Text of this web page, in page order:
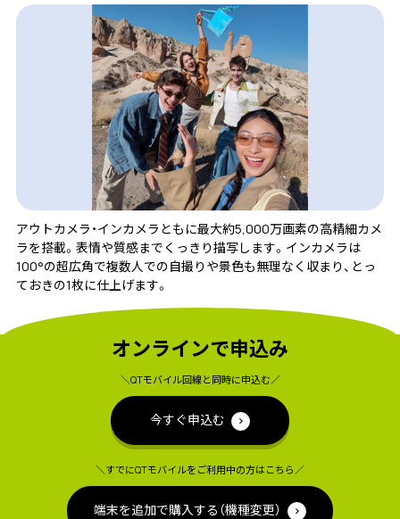
アウトカメラ・インカメラともに最大約5,000万画素の高精細カメ
ラを搭載。表情や質感までくっきり描写します。インカメラは
100°の超広角で複数人での自撮りや景色も無理なく収まり、とっ
ておきの1枚に仕上げます。
オンラインで申込み
＼QTモバイル回線と同時に申込む／
今すぐ申込む
＼すでにQTモバイルをご利用中の方はこちら／
端末を追加で購入する（機種変更）